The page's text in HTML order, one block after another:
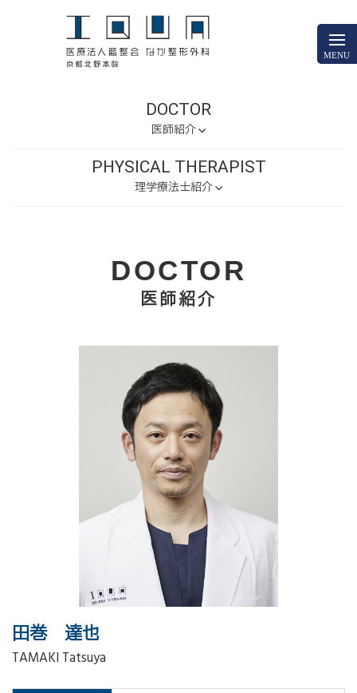
DOCTOR
医師紹介
PHYSICAL THERAPIST
理学療法士紹介
DOCTOR
医師紹介
田巻 達也
TAMAKI Tatsuya